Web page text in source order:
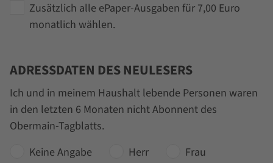
Zusätzlich alle ePaper-Ausgaben für 7,00 Euro
monatlich wählen.
ADRESSDATEN DES NEULESERS
Ich und in meinem Haushalt lebende Personen waren
in den letzten 6 Monaten nicht Abonnent des
Obermain-Tagblatts.
Keine Angabe
Herr
Frau